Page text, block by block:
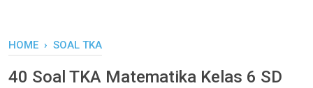
HOME › SOAL TKA
40 Soal TKA Matematika Kelas 6 SD